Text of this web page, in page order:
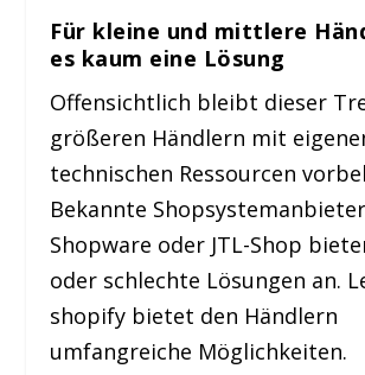
Für kleine und mittlere
es kaum eine Lösung
Offensichtlich bleibt dieser
größeren Händlern mit
technischen Ressourcen
Bekannte
Shopware oder JTL-Shop
oder schlechte Lösungen an.
shopify bietet den Händlern
umfangreiche Möglichkeiten.